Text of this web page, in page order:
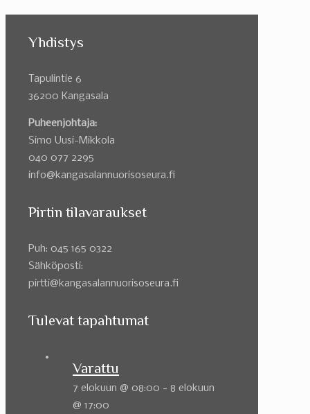
Yhdistys
Tapulintie 6
36200 Kangasala
Puheenjohtaja:
Simo Uusi-Mikkola
040 077 2295
info@kangasalannuorisoseura.fi
Pirtin tilavaraukset
Puh: 045 165 0322
Sähköposti:
pirtti@kangasalannuorisoseura.fi
Tulevat tapahtumat
Varattu
7 elokuun @ 08:00 - 8 elokuun
@ 17:00